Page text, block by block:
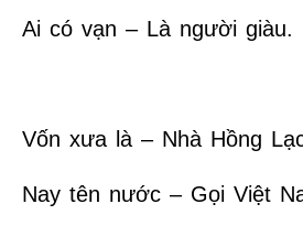
Ai có vạn – Là người giàu.
Vốn xưa là – Nhà Hồng
Nay tên nước – Gọi Việt